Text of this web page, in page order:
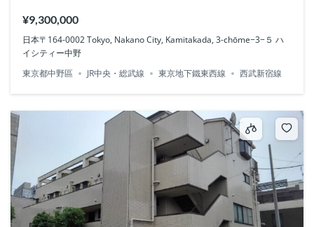
¥9,300,000
日本〒164-0002 Tokyo, Nakano City, Kamitakada, 3-chōme−3−５ ハ
イシティー中野
東京都中野區
JR中央・総武線 東京地下鐵東西線 西武新宿線